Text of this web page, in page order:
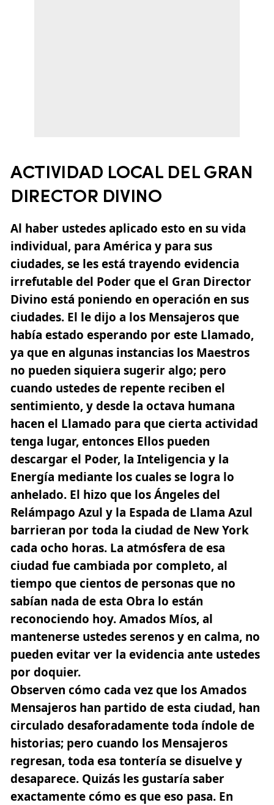
ACTIVIDAD LOCAL DEL GRAN
DIRECTOR DIVINO
Al haber ustedes aplicado esto en su vida
individual, para América y para sus
ciudades, se les está trayendo evidencia
irrefutable del Poder que el Gran Director
Divino está poniendo en operación en sus
ciudades. El le dijo a los Mensajeros que
había estado esperando por este Llamado,
ya que en algunas instancias los Maestros
no pueden siquiera sugerir algo; pero
cuando ustedes de repente reciben el
sentimiento, y desde la octava humana
hacen el Llamado para que cierta actividad
tenga lugar, entonces Ellos pueden
descargar el Poder, la Inteligencia y la
Energía mediante los cuales se logra lo
anhelado. El hizo que los Ángeles del
Relámpago Azul y la Espada de Llama Azul
barrieran por toda la ciudad de New York
cada ocho horas. La atmósfera de esa
ciudad fue cambiada por completo, al
tiempo que cientos de personas que no
sabían nada de esta Obra lo están
reconociendo hoy. Amados Míos, al
mantenerse ustedes serenos y en calma, no
pueden evitar ver la evidencia ante ustedes
por doquier.
Observen cómo cada vez que los Amados
Mensajeros han partido de esta ciudad, han
circulado desaforadamente toda índole de
historias; pero cuando los Mensajeros
regresan, toda esa tontería se disuelve y
desaparece. Quizás les gustaría saber
exactamente cómo es que eso pasa. En